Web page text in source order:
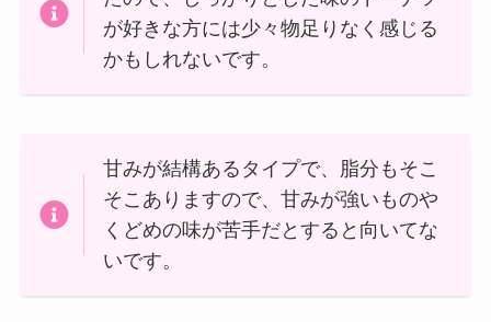
が好きな方には少々物足りなく感じる
かもしれないです。
甘みが結構あるタイプで、脂分もそこ
そこありますので、甘みが強いものや
くどめの味が苦手だとすると向いてな
いです。